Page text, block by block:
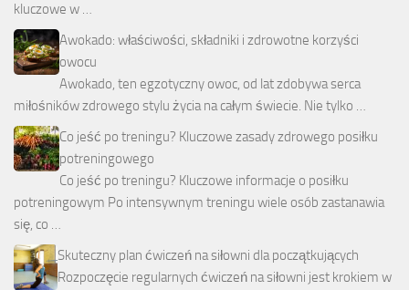
kluczowe w …
Awokado: właściwości, składniki i zdrowotne korzyści
owocu
Awokado, ten egzotyczny owoc, od lat zdobywa serca
miłośników zdrowego stylu życia na całym świecie. Nie tylko …
Co jeść po treningu? Kluczowe zasady zdrowego posiłku
potreningowego
Co jeść po treningu? Kluczowe informacje o posiłku
potreningowym Po intensywnym treningu wiele osób zastanawia
się, co …
Skuteczny plan ćwiczeń na siłowni dla początkujących
Rozpoczęcie regularnych ćwiczeń na siłowni jest krokiem w